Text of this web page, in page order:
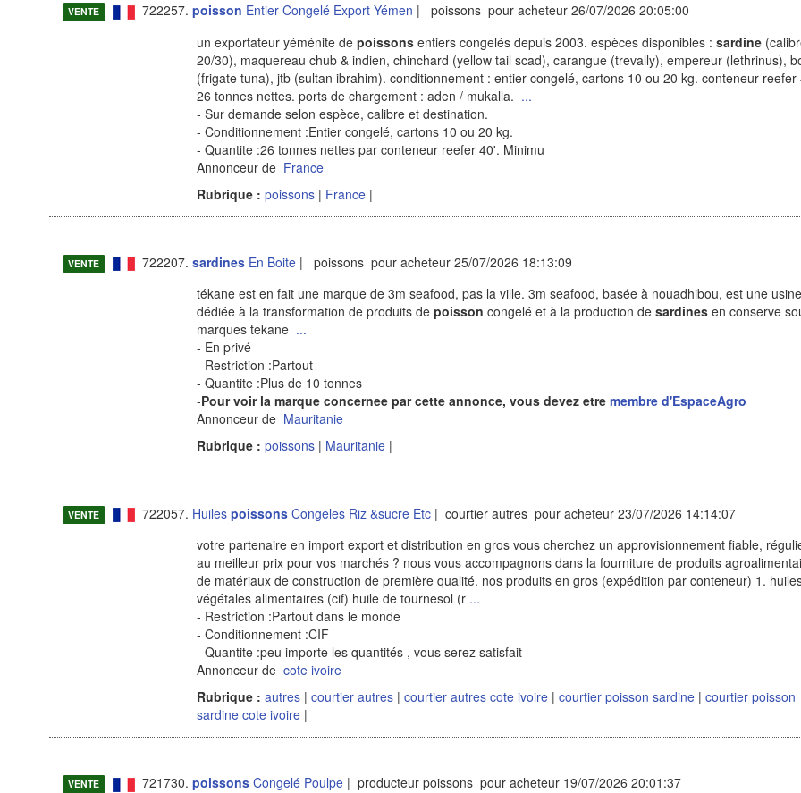
VENTE 722257. poisson Entier Congelé Export Yémen | poissons pour acheteur 26/07/2026 20:05:00
un exportateur yéménite de poissonsentiers congelés depuis 2003. espèces disponibles : sardine
20/30), maquereau chub & indien, chinchard (yellow tail scad), carangue (trevally), empereur (lethrinus),
(frigate tuna), jtb (sultan ibrahim). conditionnement : entier congelé, cartons 10 ou 20 kg. conteneur reefer
26 tonnes nettes. ports de chargement : aden / mukalla. ...
- Sur demande selon espèce, calibre et destination.
- Conditionnement :Entier congelé, cartons 10 ou 20 kg.
- Quantite :26 tonnes nettes par conteneur reefer 40'. Minimu
Annonceur de France
Rubrique : poissons | France|
VENTE 722207. sardinesEn Boite| poissons pour acheteur 25/07/2026 18:13:09
tékane est en fait une marque de 3m seafood, pas la ville. 3m seafood, basée à nouadhibou, est une usine
dédiée à la transformation de produits de poisson congelé et à la production de sardinesen conserve
marques tekane ...
- En privé
- Restriction :Partout
- Quantite :Plus de 10 tonnes
-Pour voir la marque concernee par cette annonce, vous devez etre membre d'EspaceAgro
Annonceur de Mauritanie
Rubrique : poissons | Mauritanie|
VENTE 722057. Huiles poissonsCongeles Riz &sucre Etc| courtier autres pour acheteur 23/07/2026 14:14:07
votre partenaire en import export et distribution en gros vous cherchez un approvisionnement fiable,
au meilleur prix pour vos marchés ? nous vous accompagnons dans la fourniture de produits
de matériaux de construction de première qualité. nos produits en gros (expédition par conteneur) 1.
végétales alimentaires (cif) huile de tournesol (r ...
- Restriction :Partout dans le monde
- Conditionnement :CIF
- Quantite :peu importe les quantités , vous serez satisfait
Annonceur de cote ivoire
Rubrique : autres | courtier autres| courtier autres cote ivoire| courtier poisson sardine| courtier poisson
sardine cote ivoire|
VENTE 721730. poissonsCongelé Poulpe| producteur poissons pour acheteur 19/07/2026 20:01:37